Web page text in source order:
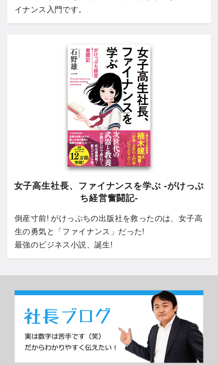
イナンス入門です。
女子高生社長、ファイナンスを学ぶ -がけっぷ
ち経営奮闘記-
倒産寸前! がけっぷちの出版社を救ったのは、女子高
生の勇気と「ファイナンス」だった!
最強のビジネス小説、誕生!